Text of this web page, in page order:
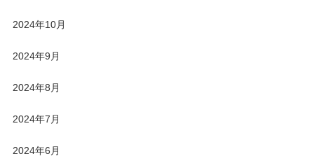
2024年10月
2024年9月
2024年8月
2024年7月
2024年6月